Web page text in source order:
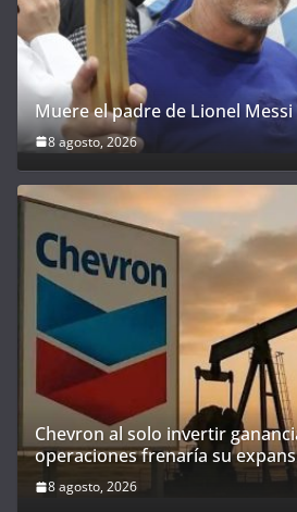
Muere el padre de Lionel Messi
8 agosto, 2026
Chevron al solo invertir
operaciones frenaría su
8 agosto, 2026